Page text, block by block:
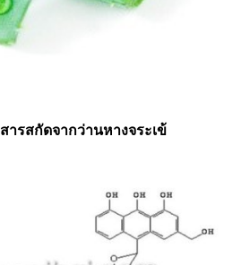
สารสกัดจากว่านหางจระเข้